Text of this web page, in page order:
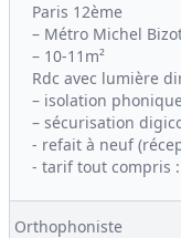
Paris 12ème
– Métro Michel
– 10-11m²
Rdc avec lumière
– isolation
– sécurisation
- refait à neuf
- tarif tout compris
Orthophoniste